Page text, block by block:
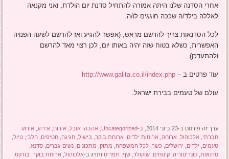
אחרי הסדנה שלנו היתה אמורה להתחיל סדנת יום הולדת, ואני מקנאה
לאללה בילד/ה שככה חוגגים לו/ה.
לכל הסדנאות צריך להרשם מראש, (אפשר להגיע ואז להרשם לשעה הפנויה
האפשרית, כשלא בטוח שזה יהיה באותו יום, לכן רצוי מאד להרשם
ולהתעדכן).
עוד פרטים ב –http://www.galita.co.il/index.php
עולם של טעמים בבירת ישראל.
ערך זה פורסם ב-23 ביוני 2014, ב- Uncategorized
,אהבה ,אוכל ,אירוח ,אירוע ,אירוע
חברתי ,אלכוהול ,ארוחה ,ארוחות ילדים ,ארוחת בוקר בישול ,חגיגה ,חטיפים ,חלבי ,טיול
טעמים
ילדים ירושלים כשר ,לכל המשפחה מתוק מתכונים ,נשים-גברים ,סדנא
סדנאות ,קונדיטוריה ,קינוחים ,שוקולד ,שף תפריט ותויג ב-אלכוהול ,ארוחת בוקר בורקס